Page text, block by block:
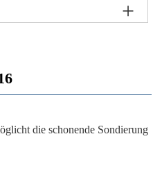
die schonende Sondierung